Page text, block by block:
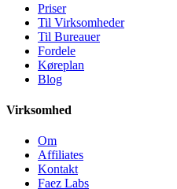
Priser
Til Virksomheder
Til Bureauer
Fordele
Køreplan
Blog
Virksomhed
Om
Affiliates
Kontakt
Faez Labs